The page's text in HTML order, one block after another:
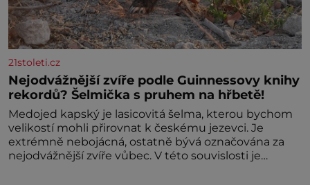
21stoleti.cz
Nejodvážnější zvíře podle Guinnessovy knihy
rekordů? Šelmička s pruhem na hřbetě!
Medojed kapský je lasicovitá šelma, kterou bychom
velikostí mohli přirovnat k českému jezevci. Je
extrémně nebojácná, ostatně bývá označována za
nejodvážnější zvíře vůbec. V této souvislosti je